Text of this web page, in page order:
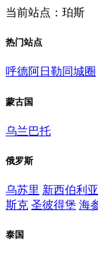
当前站点：珀斯
热门站点
呼德阿日勒同城圈
蒙古国
乌兰巴托
俄罗斯
乌苏里 新西伯利亚
斯克 圣彼得堡 海
泰国